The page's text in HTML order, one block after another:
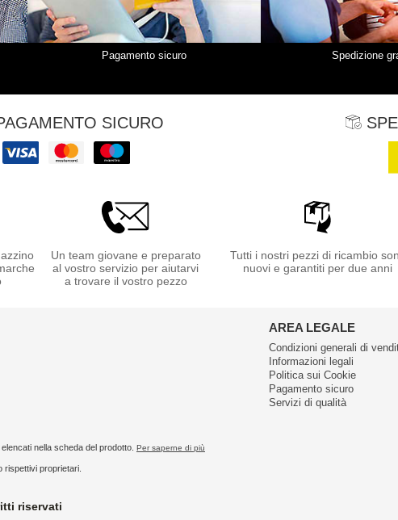
Pagamento sicuro Spedizione
SICURO
Un team giovane e preparato
al vostro servizio per aiutarvi
a trovare il vostro pezzo
Tutti i nostri pezzi di ricambio
nuovi e garantiti per due anni
AREA LEGALE
Condizioni generali di
Informazioni legali
Politica sui Cookie
Pagamento sicuro
Servizi di qualità
nella scheda del prodotto. Per saperne di più
rispettivi proprietari.
riservati